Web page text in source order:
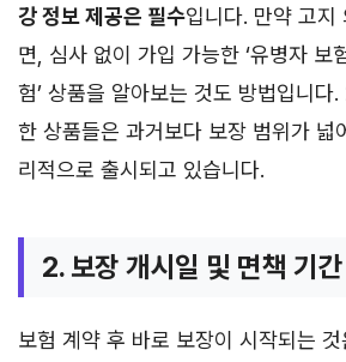
강 정보 제공은 필수입니다. 만약 고지
면, 심사 없이 가입 가능한 ‘유병자 보
험’ 상품을 알아보는 것도 방법입니
한 상품들은 과거보다 보장 범위가 넓
리적으로 출시되고 있습니다.
2. 보장 개시일 및 면책 기
보험 계약 후 바로 보장이 시작되는